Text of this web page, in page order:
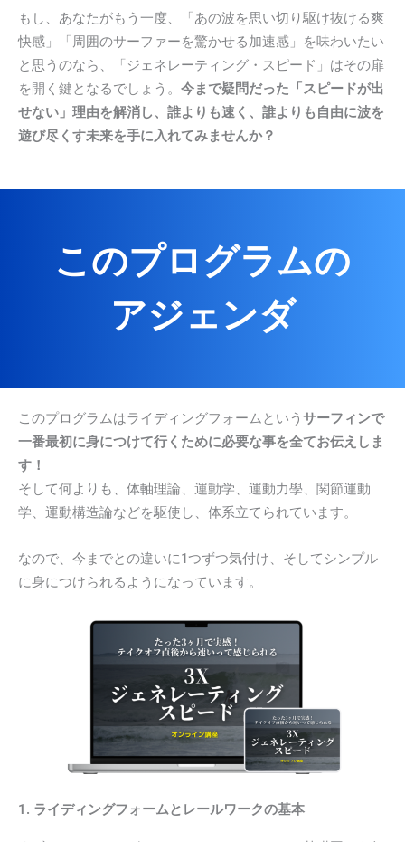
もし、あなたがもう一度、「あの波を思い切り駆け抜ける爽
快感」「周囲のサーファーを驚かせる加速感」を味わいたい
と思うのなら、「ジェネレーティング・スピード」はその扉
を開く鍵となるでしょう。 今まで疑問だった「スピードが出
せない」理由を解消し、誰よりも速く、誰よりも自由に波を
遊び尽くす未来を手に入れてみませんか？
このプログラムの
アジェンダ
このプログラムはライディングフォームという サーフィンで
一番最初に身につけて行くために必要な事を全てお伝えしま
す！
そして何よりも、体軸理論、運動学、運動力學、関節運動
学、運動構造論などを駆使し、体系立てられています。
なので、今までとの違いに1つずつ気付け、そしてシンプル
に身につけられるようになっています。
1. ライディングフォームとレールワークの基本